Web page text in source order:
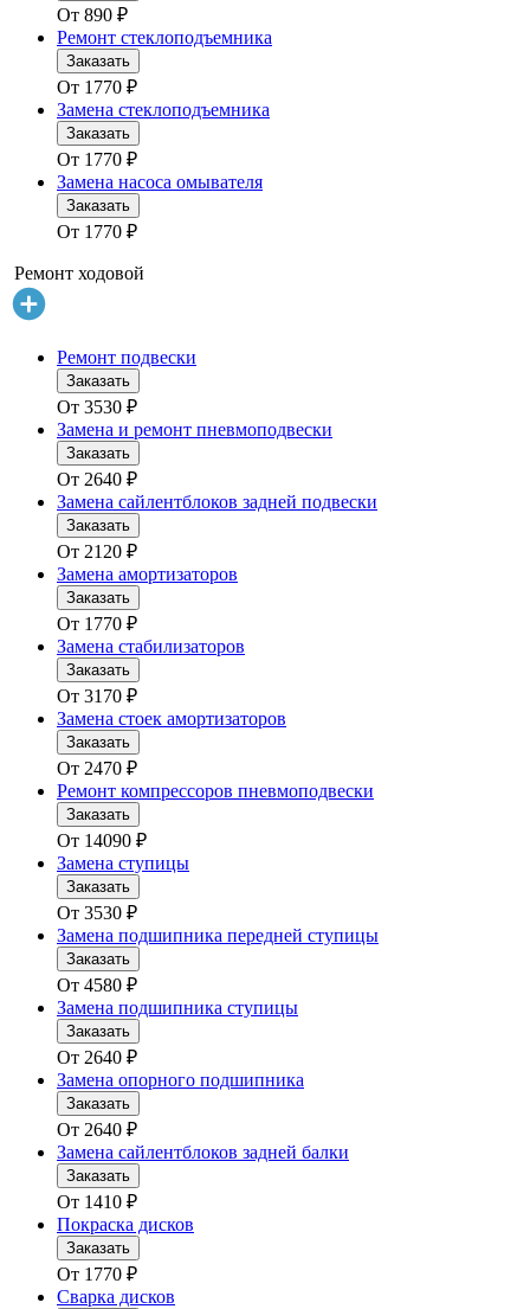
От 890 ₽
Ремонт стеклоподъемника
Заказать
От 1770 ₽
Замена стеклоподъемника
Заказать
От 1770 ₽
Замена насоса омывателя
Заказать
От 1770 ₽
Ремонт ходовой
Ремонт подвески
Заказать
От 3530 ₽
Замена и ремонт пневмоподвески
Заказать
От 2640 ₽
Замена сайлентблоков задней подвески
Заказать
От 2120 ₽
Замена амортизаторов
Заказать
От 1770 ₽
Замена стабилизаторов
Заказать
От 3170 ₽
Замена стоек амортизаторов
Заказать
От 2470 ₽
Ремонт компрессоров пневмоподвески
Заказать
От 14090 ₽
Замена ступицы
Заказать
От 3530 ₽
Замена подшипника передней ступицы
Заказать
От 4580 ₽
Замена подшипника ступицы
Заказать
От 2640 ₽
Замена опорного подшипника
Заказать
От 2640 ₽
Замена сайлентблоков задней балки
Заказать
От 1410 ₽
Покраска дисков
Заказать
От 1770 ₽
Сварка дисков